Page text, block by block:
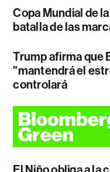
Copa Mundial de
batalla de las
Trump afirma que
"mantendrá el
controlará